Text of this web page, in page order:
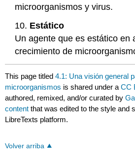
microorganismos y virus.
10. Estático
Un agente que es estático en
crecimiento de
This page titled4.1: Una visión general
microorganismos is shared under aCC
authored, remixed, and/or curated by
content that was edited to the style and
LibreTexts platform.
Volver arriba